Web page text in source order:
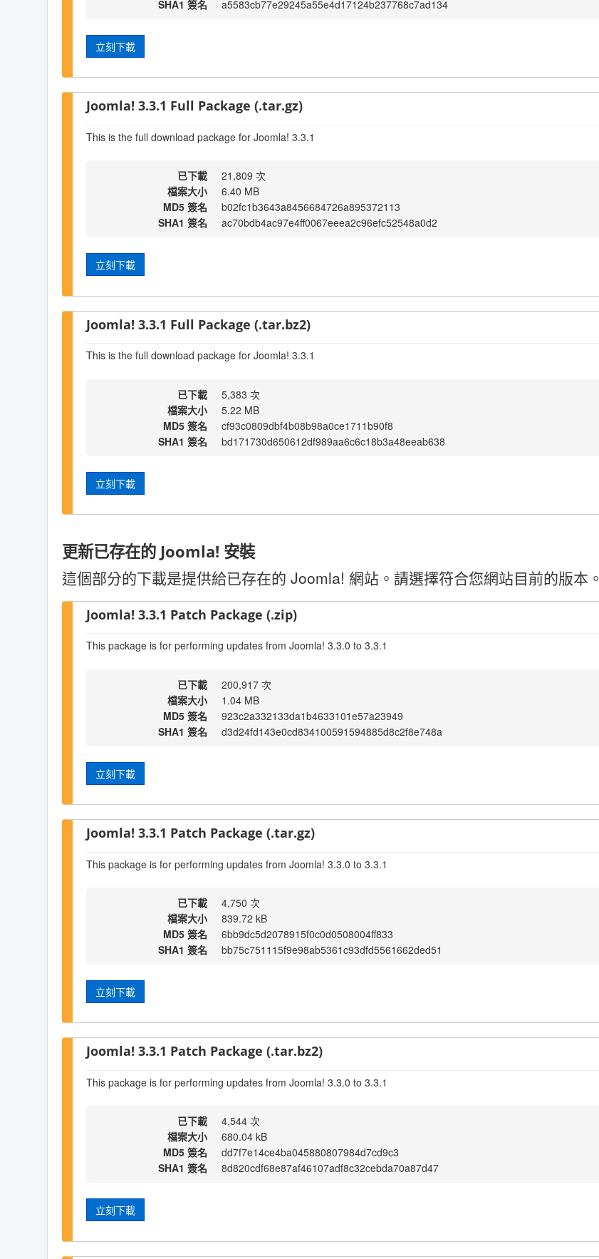
SHA1 簽名 a5583cb77e29245a55e4d17124b237768c7ad134
立刻下載
Joomla! 3.3.1 Full Package (.tar.gz)
This is the full download package for Joomla! 3.3.1
已下載
21,809 次
檔案大小
6.40 MB
MD5 簽名
b02fc1b3643a8456684726a895372113
SHA1 簽名
ac70bdb4ac97e4ff0067eeea2c96efc52548a0d2
立刻下載
Joomla! 3.3.1 Full Package (.tar.bz2)
This is the full download package for Joomla! 3.3.1
已下載
5,383 次
檔案大小
5.22 MB
MD5 簽名
cf93c0809dbf4b08b98a0ce1711b90f8
SHA1 簽名
bd171730d650612df989aa6c6c18b3a48eeab638
立刻下載
更新已存在的 Joomla! 安裝
這個部分的下載是提供給已存在的 Joomla! 網站。請選擇符合您網站目前的版本。
Joomla! 3.3.1 Patch Package (.zip)
This package is for performing updates from Joomla! 3.3.0 to 3.3.1
已下載
200,917 次
檔案大小
1.04 MB
MD5 簽名
923c2a332133da1b4633101e57a23949
SHA1 簽名
d3d24fd143e0cd834100591594885d8c2f8e748a
立刻下載
Joomla! 3.3.1 Patch Package (.tar.gz)
This package is for performing updates from Joomla! 3.3.0 to 3.3.1
已下載
4,750 次
檔案大小
839.72 kB
MD5 簽名
6bb9dc5d2078915f0c0d0508004ff833
SHA1 簽名
bb75c751115f9e98ab5361c93dfd5561662ded51
立刻下載
Joomla! 3.3.1 Patch Package (.tar.bz2)
This package is for performing updates from Joomla! 3.3.0 to 3.3.1
已下載
4,544 次
檔案大小
680.04 kB
MD5 簽名
dd7f7e14ce4ba045880807984d7cd9c3
SHA1 簽名
8d820cdf68e87af46107adf8c32cebda70a87d47
立刻下載